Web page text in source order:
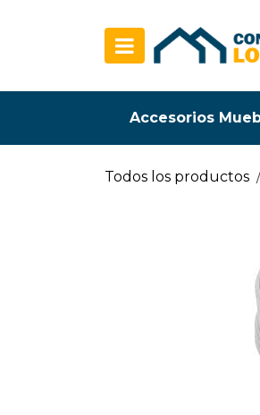
Accesorios
Todos los productos